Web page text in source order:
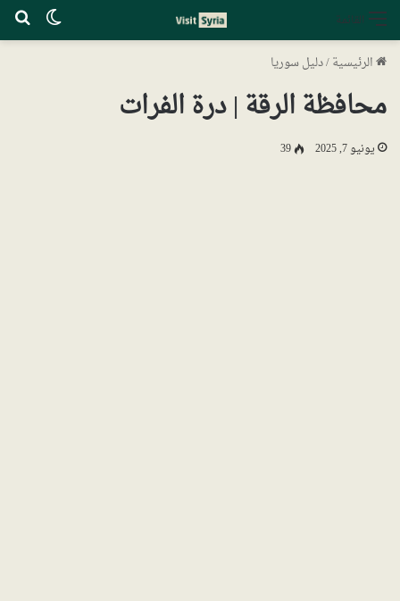
القائمة
الرئيسية/دليل سوريا
محافظة الرقة | درة الفرات
يونيو 7, 2025 39